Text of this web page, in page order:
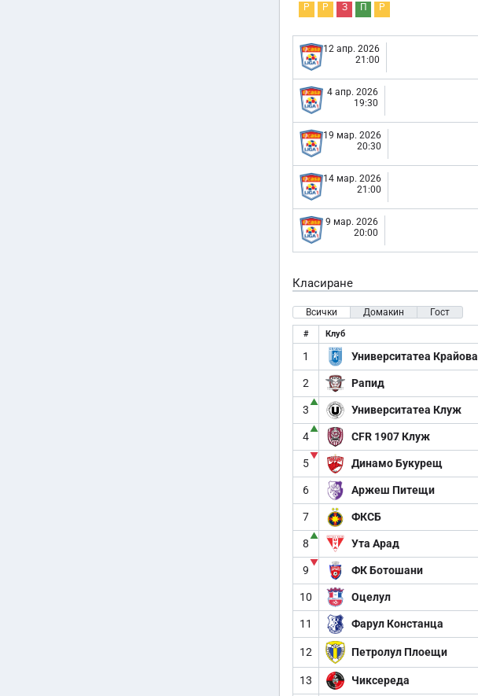
Р Р З П Р
12 апр. 2026
21:00
4 апр. 2026
19:30
19 мар. 2026
20:30
14 мар. 2026
21:00
9 мар. 2026
20:00
Класиране
Всички Домакин Гост
# Клуб
1 Университатеа Крайова
2 Рапид
3
▲
Университатеа Клуж
4
▲
CFR 1907 Клуж
5
▼
Динамо Букурещ
6 Аржеш Питещи
7 ФКСБ
8
▲
Ута Арад
9
▼
ФК Ботошани
10 Оцелул
11 Фарул Констанца
12 Петролул Плоещи
13 Чиксереда